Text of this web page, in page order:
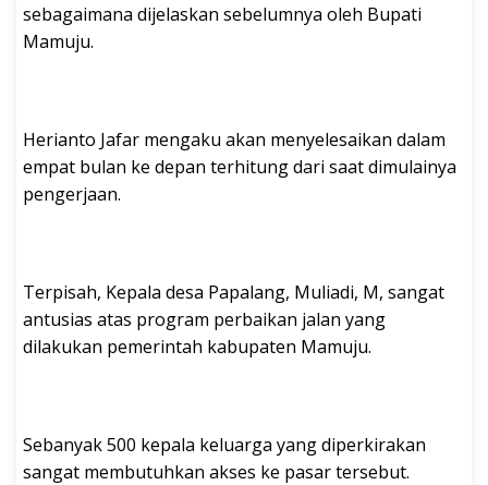
sebagaimana dijelaskan sebelumnya oleh Bupati
Mamuju.
Herianto Jafar mengaku akan menyelesaikan dalam
empat bulan ke depan terhitung dari saat dimulainya
pengerjaan.
Terpisah, Kepala desa Papalang, Muliadi, M, sangat
antusias atas program perbaikan jalan yang
dilakukan pemerintah kabupaten Mamuju.
Sebanyak 500 kepala keluarga yang diperkirakan
sangat membutuhkan akses ke pasar tersebut.